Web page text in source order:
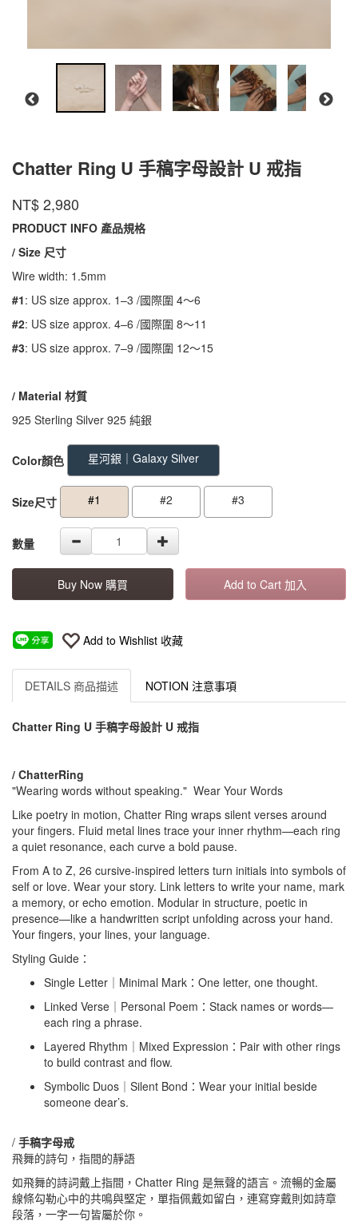
Chatter Ring U 手稿字母設計 U 戒指
商品代號
USR01
CR-
品牌 INTZUITION
NT$2,980
PRODUCT INFO 產品規格
/ Size 尺寸
Wire width: 1.5mm
#1: US size approx. 1–3 /國際圍 4～6
#2: US size approx. 4–6 /國際圍 8～11
#3: US size approx. 7–9 /國際圍 12～15
/ Material 材質
925 Sterling Silver 925 純銀
GOODS000000000000000000619
Color顏色 星河銀｜Galaxy Silver
Size尺寸 #1 #2 #3
數量
Buy Now 購買 Add to Cart 加入
Add to Wishlist 收藏
DETAILS 商品描述 NOTION 注意事項
Chatter Ring U 手稿字母設計 U 戒指
/ ChatterRing
"Wearing words without speaking." Wear Your Words
Like poetry in motion, Chatter Ring wraps silent verses around
your fingers. Fluid metal lines trace your inner rhythm—each ring
a quiet resonance, each curve a bold pause.
From A to Z, 26 cursive-inspired letters turn initials into symbols of
self or love. Wear your story. Link letters to write your name, mark
a memory, or echo emotion. Modular in structure, poetic in
presence—like a handwritten script unfolding across your hand.
Your fingers, your lines, your language.
Styling Guide：
Single Letter｜Minimal Mark：One letter, one thought.
Linked Verse｜Personal Poem：Stack names or words—
each ring a phrase.
Layered Rhythm｜Mixed Expression：Pair with other rings
to build contrast and flow.
Symbolic Duos｜Silent Bond：Wear your initial beside
someone dear’s.
/ 手稿字母戒
飛舞的詩句，指間的靜語
如飛舞的詩詞戴上指間，Chatter Ring 是無聲的語言。流暢的金屬
線條勾勒心中的共鳴與堅定，單指佩戴如留白，連寫穿戴則如詩章
段落，一字一句皆屬於你。